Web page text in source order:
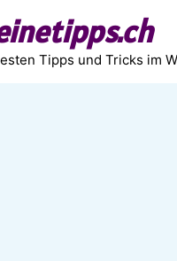
Tipps und Tricks im